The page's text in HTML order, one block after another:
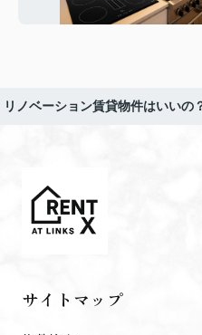
リノベーション賃貸物件はいいの
サイトマップ